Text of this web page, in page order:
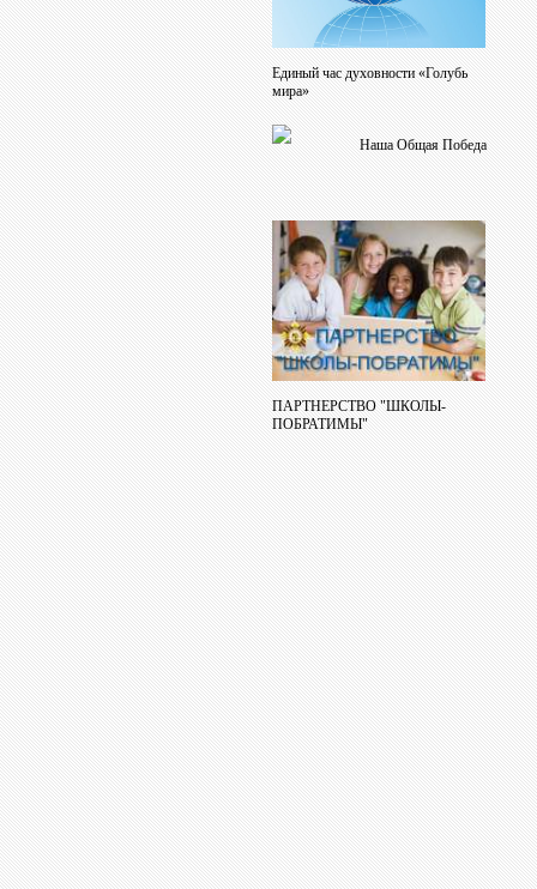
Единый час духовности «Голубь
мира»
Наша Общая Победа
ПАРТНЕРСТВО "ШКОЛЫ-
ПОБРАТИМЫ"